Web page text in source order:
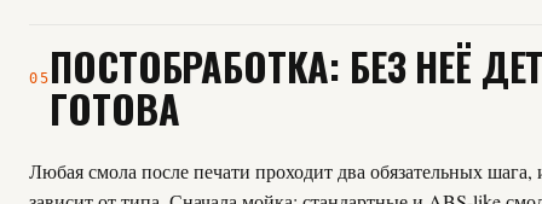
05 ПОСТОБРАБОТКА: БЕЗ НЕЁ
ГОТОВА
Любая смола после печати проходит два обязательных шага,